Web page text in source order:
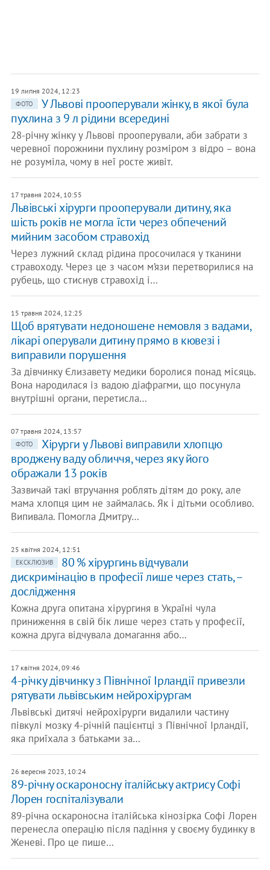
19 липня 2024, 12:23
ФОТО
У Львові прооперували жінку, в якої була
пухлина з 9 л рідини всередині
28-річну жінку у Львові прооперували, аби забрати з
черевної порожнини пухлину розміром з відро – вона
не розуміла, чому в неї росте живіт.
17 травня 2024, 10:55
Львівські хірурги прооперували дитину, яка
шість років не могла їсти через обпечений
мийним засобом стравохід
Через лужний склад рідина просочилася у тканини
стравоходу. Через це з часом м’язи перетворилися на
рубець, що стиснув стравохід і…
15 травня 2024, 12:25
Щоб врятувати недоношене немовля з вадами,
лікарі оперували дитину прямо в кювезі і
виправили порушення
За дівчинку Єлизавету медики боролися понад місяць.
Вона народилася із вадою діафрагми, що посунула
внутрішні органи, перетисла…
07 травня 2024, 13:57
ФОТО
Хірурги у Львові виправили хлопцю
вроджену ваду обличчя, через яку його
ображали 13 років
Зазвичай такі втручання роблять дітям до року, але
мама хлопця цим не займалась. Як і дітьми особливо.
Випивала. Помогла Дмитру…
25 квітня 2024, 12:51
ЕКСКЛЮЗИВ
80 % хірургинь відчували
дискримінацію в професії лише через стать, –
дослідження
Кожна друга опитана хірургиня в Україні чула
приниження в свій бік лише через стать у професії,
кожна друга відчувала домагання або…
17 квітня 2024, 09:46
4-річку дівчинку з Північної Ірландії привезли
рятувати львівським нейрохірургам
Львівські дитячі нейрохірурги видалили частину
півкулі мозку 4-річній пацієнтці з Північної Ірландії,
яка приїхала з батьками за…
26 вересня 2023, 10:24
89-річну оскароносну італійську актрису Софі
Лорен госпіталізували
89-річна оскароносна італійська кінозірка Софі Лорен
перенесла операцію після падіння у своєму будинку в
Женеві. Про це пише…